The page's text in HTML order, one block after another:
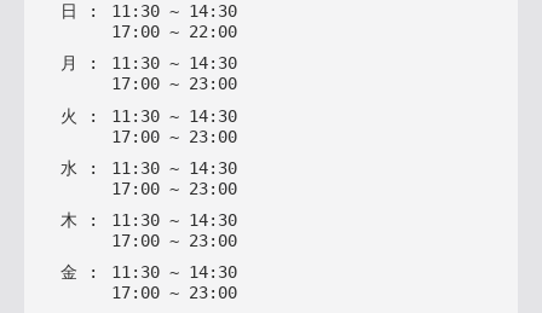
日 : 11: 30 ~ 14: 30
17: 00 ~ 22: 00
月
: 11: 30 ~ 14: 30
17: 00 ~ 23: 00
火
: 11 : 30 ~ 14: 30
17: 00 ~ 23: 00
水 : 11 : 30 ~ 14: 30
17: 00 ~ 23: 00
木 : 11 : 30 ~ 14: 30
17: 00 ~ 23: 00
金 : 11 : 30 ~ 14: 30
17: 00 ~ 23: 00